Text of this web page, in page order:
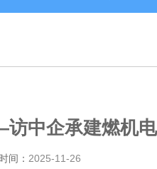
中企承建燃机
间： 2025-11-26